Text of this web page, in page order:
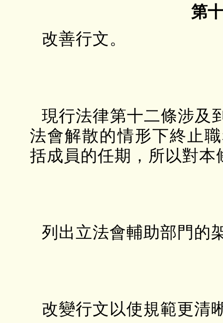
第
改善行文。
現行法律第十二條涉及
法會解散的情形下終止
括成員的任期，所以對本
列出立法會輔助部門的
改變行文以使規範更清